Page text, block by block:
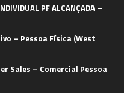
PF ALCANÇADA –
– Pessoa Física (West
Sales – Comercial Pessoa